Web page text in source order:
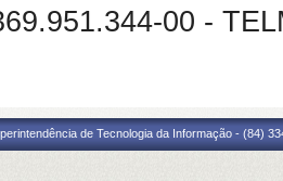
00 -
de Tecnologia da Informação - (84)